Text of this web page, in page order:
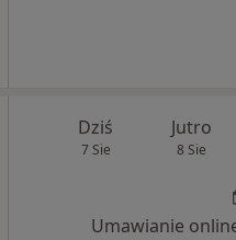
Dziś
7 Sie
Jutro
8 Sie
Umawianie